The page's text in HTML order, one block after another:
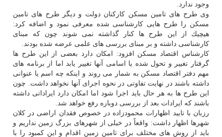
وجود ندارد.
وی طرح های تامین مسكن كاركنان دولت و دیگر طرح های تامین
مسكن را طرح هایی كارشناسی شده معرفی نمود و اضافه كرد:
هیچیك از این طرح ها كنار گذاشته نمی شوند چون كه مبنای
كارشناسی داشته و بر مبنای بررسی های علمی عرضه شده بودند.
كارشناس اقتصاد مسكن افزود: امكان دارد بعضی از این طرح ها
گرفتار تغییر و تحول شده یا اسامی آنها تغییر یابد اما از برنامه های
مهم دفتر اقتصاد مسكن به شمار می روند و اینكه چه اسم یا عنوانی
داشته باشند در نهایت تفاوتی در نحوه اجرای آنها نخواهد داشت. چون
این طرح ها به هر حال باید اجرا شود اما امكان دارد ایراداتی داشته
باشند كه ایرادات بعد از بررسی دوباره رفع خواهد شد.
رزبان با تایید اظهارات محمودزاده در خصوص فقدان اراضی در كلان
شهرها اظهار داشت: واقعاً در خیلی از شهرهای بزرگ زمین نداریم و
باید از روش های مختلف برای تامین زمین اقدام و این كمبود را با